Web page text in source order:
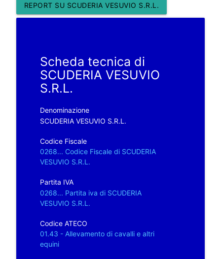
REPORT SU SCUDERIA VESUVIO S.R.L.
Scheda tecnica di
SCUDERIA VESUVIO
S.R.L.
Denominazione
SCUDERIA VESUVIO S.R.L.
Codice Fiscale
0268... Codice Fiscale di SCUDERIA
VESUVIO S.R.L.
Partita IVA
0268... Partita iva di SCUDERIA
VESUVIO S.R.L.
Codice ATECO
01.43 - Allevamento di cavalli e altri
equini